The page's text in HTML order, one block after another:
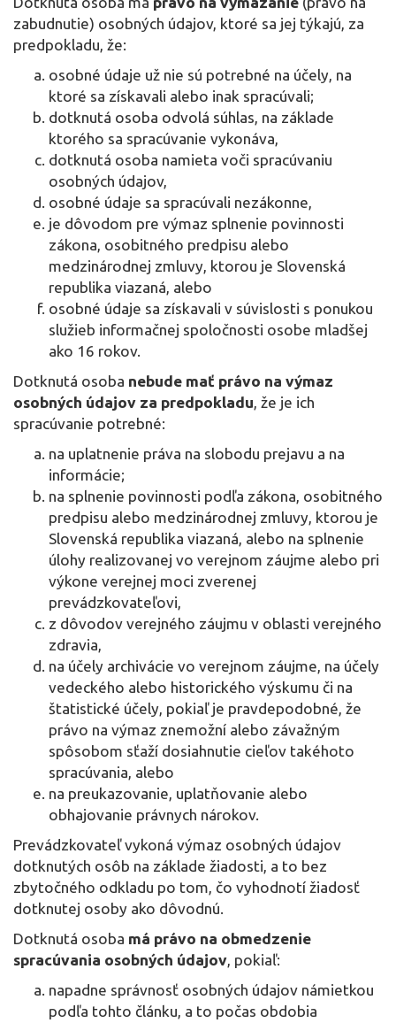
zabudnutie) osobných údajov, ktoré sa jej týkajú, za
predpokladu, že:
osobné údaje už nie sú potrebné na účely, na
ktoré sa získavali alebo inak spracúvali;
dotknutá osoba odvolá súhlas, na základe
ktorého sa spracúvanie vykonáva,
dotknutá osoba namieta voči spracúvaniu
osobných údajov,
osobné údaje sa spracúvali nezákonne,
je dôvodom pre výmaz splnenie povinnosti
zákona, osobitného predpisu alebo
medzinárodnej zmluvy, ktorou je Slovenská
republika viazaná, alebo
osobné údaje sa získavali v súvislosti s ponukou
služieb informačnej spoločnosti osobe mladšej
ako 16 rokov.
Dotknutá osoba nebude mať právo na výmaz
osobných údajov za predpokladu, že je ich
spracúvanie potrebné:
na uplatnenie práva na slobodu prejavu a na
informácie;
na splnenie povinnosti podľa zákona, osobitného
predpisu alebo medzinárodnej zmluvy, ktorou je
Slovenská republika viazaná, alebo na splnenie
úlohy realizovanej vo verejnom záujme alebo pri
výkone verejnej moci zverenej
prevádzkovateľovi,
z dôvodov verejného záujmu v oblasti verejného
zdravia,
na účely archivácie vo verejnom záujme, na účely
vedeckého alebo historického výskumu či na
štatistické účely, pokiaľ je pravdepodobné, že
právo na výmaz znemožní alebo závažným
spôsobom sťaží dosiahnutie cieľov takéhoto
spracúvania, alebo
na preukazovanie, uplatňovanie alebo
obhajovanie právnych nárokov.
Prevádzkovateľ vykoná výmaz osobných údajov
dotknutých osôb na základe žiadosti, a to bez
zbytočného odkladu po tom, čo vyhodnotí žiadosť
dotknutej osoby ako dôvodnú.
Dotknutá osoba má právo na obmedzenie
spracúvania osobných údajov, pokiaľ:
napadne správnosť osobných údajov námietkou
podľa tohto článku, a to počas obdobia